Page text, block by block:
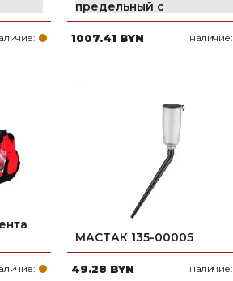
предельный с
1007.41 BYN наличие:
МАСТАК 135-00005
49.28 BYN наличие: